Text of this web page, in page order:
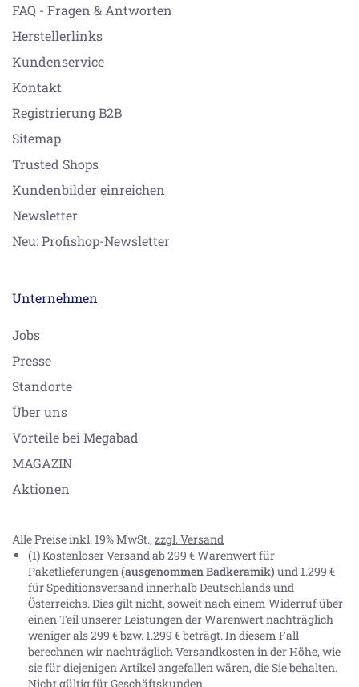
FAQ - Fragen & Antworten
Herstellerlinks
Kundenservice
Kontakt
Registrierung B2B
Sitemap
Trusted Shops
Kundenbilder einreichen
Newsletter
Neu: Profishop-Newsletter
Unternehmen
Jobs
Presse
Standorte
Über uns
Vorteile bei Megabad
MAGAZIN
Aktionen
Alle Preise inkl. 19% MwSt., zzgl. Versand
(1) Kostenloser Versand ab 299 € Warenwert für
Paketlieferungen(ausgenommen Badkeramik) und 1.299 €
für Speditionsversand innerhalb Deutschlands und
Österreichs. Dies gilt nicht, soweit nach einem Widerruf über
einen Teil unserer Leistungen der Warenwert nachträglich
weniger als 299 € bzw. 1.299 € beträgt. In diesem Fall
berechnen wir nachträglich Versandkosten in der Höhe, wie
sie für diejenigen Artikel angefallen wären, die Sie behalten.
Nicht gültig für Geschäftskunden.